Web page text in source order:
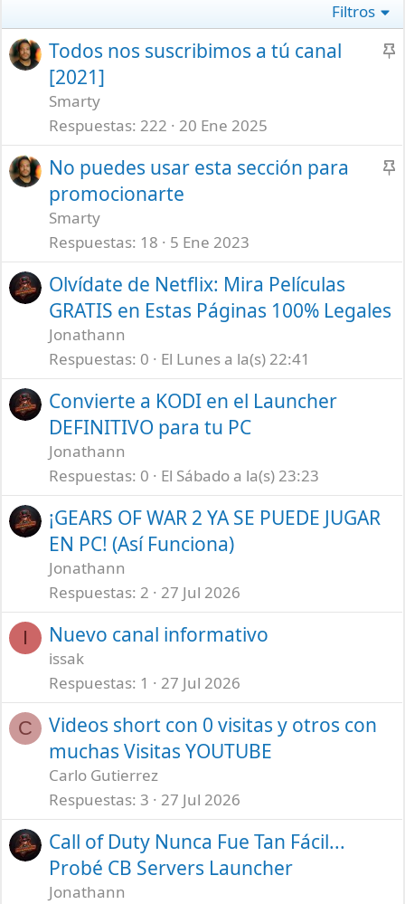
Filtros
A
a
d
Todos nos suscribimos a tú canal
[2021]
Smarty
Respuestas 222 20 Ene 2025
A
a
No puedes usar esta sección para
promocionarte
Smarty
Respuestas 18 5 Ene 2023
Olvídate de Netflix: Mira Películas
GRATIS en Estas Páginas 100% Legales
Jonathann
Respuestas 0 El Lunes a la(s) 22:41
Convierte a KODI en el Launcher
DEFINITIVO para tu PC
Jonathann
Respuestas 0 El Sábado a la(s) 23:23
¡GEARS OF WAR 2 YA SE PUEDE JUGAR
EN PC! (Así Funciona)
Jonathann
Respuestas 2 27 Jul 2026
I Nuevo canal informativo
issak
Respuestas 1 27 Jul 2026
C
Videos short con 0 visitas y otros con
muchas Visitas YOUTUBE
Carlo Gutierrez
Respuestas 3 27 Jul 2026
Call of Duty Nunca Fue Tan Fácil...
Probé CB Servers Launcher
Jonathann